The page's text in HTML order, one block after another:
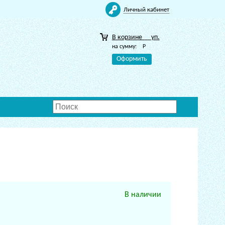
Личный кабинет
В корзине уп.
на сумму: Р
Оформить
В наличии